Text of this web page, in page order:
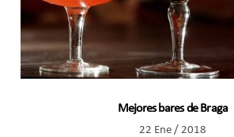
Mejores bares de Braga
22 Ene / 2018